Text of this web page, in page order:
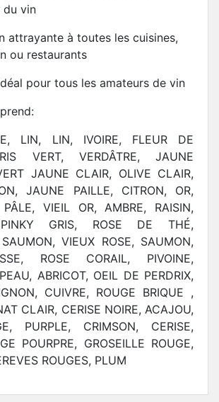
du vin
attrayante à toutes les cuisines,
ou restaurants
pour tous les amateurs de vin
LIN, LIN, IVOIRE, FLEUR DE
VERT, VERDÂTRE, JAUNE
JAUNE CLAIR, OLIVE CLAIR,
JAUNE PAILLE, CITRON, OR,
VIEIL OR, AMBRE, RAISIN,
PINKY GRIS, ROSE DE THÉ,
VIEUX ROSE, SAUMON,
ROSE CORAIL, PIVOINE,
ABRICOT, OEIL DE PERDRIX,
CUIVRE, ROUGE BRIQUE ,
CLAIR, CERISE NOIRE, ACAJOU,
PURPLE, CRIMSON, CERISE,
POURPRE, GROSEILLE ROUGE,
ROUGES, PLUM